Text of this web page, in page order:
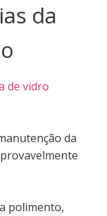
da
da
polimento,